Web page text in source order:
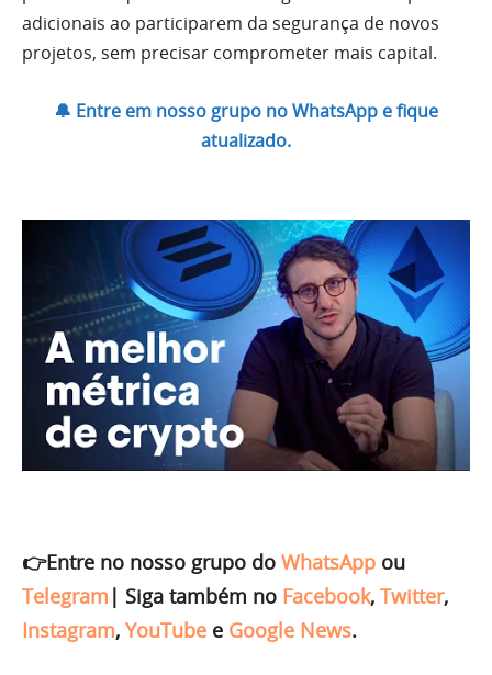
adicionais ao participarem da segurança de novos
projetos, sem precisar comprometer mais capital.
🔔 Entre em nosso grupo no WhatsApp e fique
atualizado.
👉Entre no nosso grupo do WhatsApp ou
Telegram | Siga também no Facebook, Twitter,
Instagram, YouTube e Google News.